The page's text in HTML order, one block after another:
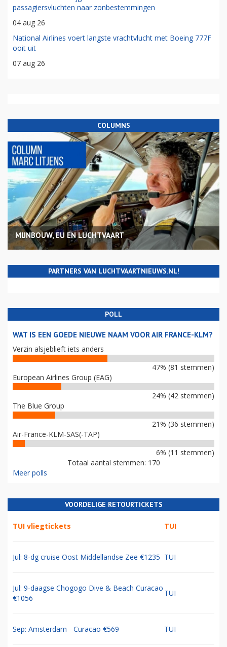
passagiersvluchten naar zonbestemmingen
04 aug 26
National Airlines voert langste vrachtvlucht met Boeing 777F
ooit uit
07 aug 26
COLUMNS
MIJNBOUW, EU EN LUCHTVAART
PARTNERS VAN LUCHTVAARTNIEUWS.NL!
POLL
WAT IS EEN GOEDE NIEUWE NAAM VOOR AIR FRANCE-KLM?
Verzin alsjeblieft iets anders
47% (81 stemmen)
European Airlines Group (EAG)
24% (42 stemmen)
The Blue Group
21% (36 stemmen)
Air-France-KLM-SAS(-TAP)
6% (11 stemmen)
Totaal aantal stemmen: 170
Meer polls
VOORDELIGE RETOURTICKETS
TUI vliegtickets TUI
Jul: 8-dg cruise Oost Middellandse Zee €1235 TUI
Jul: 9-daagse Chogogo Dive & Beach Curacao
€1056
TUI
Sep: Amsterdam - Curacao €569 TUI